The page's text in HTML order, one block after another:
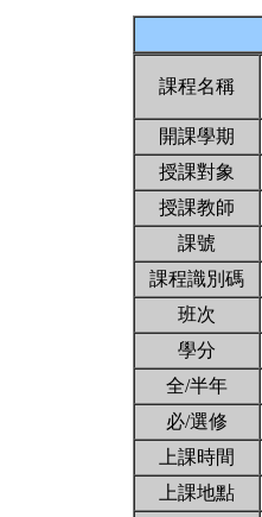
課程名稱
開課學期
授課對象
授課教師
課號
課程識別碼
班次
學分
全/半年
必/選修
上課時間
上課地點